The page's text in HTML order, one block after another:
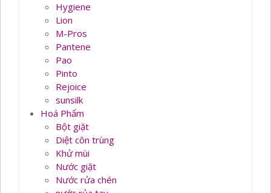
Hygiene
Lion
M-Pros
Pantene
Pao
Pinto
Rejoice
sunsilk
Hoá Phẩm
Bột giặt
Diệt côn trùng
Khử mùi
Nước giặt
Nước rửa chén